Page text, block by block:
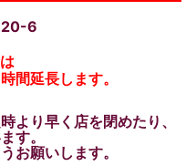
20-6
間延長します。
より早く店を閉めたり、
す。
お願いします。